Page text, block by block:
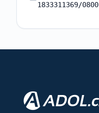
1833311369/0800